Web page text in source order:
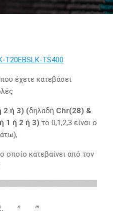
T20EBSLK-TS400
έχετε κατεβάσει
2 ή 3) (δηλαδή Chr(28) &
1 ή 2 ή 3) το 0,1,2,3 είναι ο
οποίο κατεβαίνει από τον